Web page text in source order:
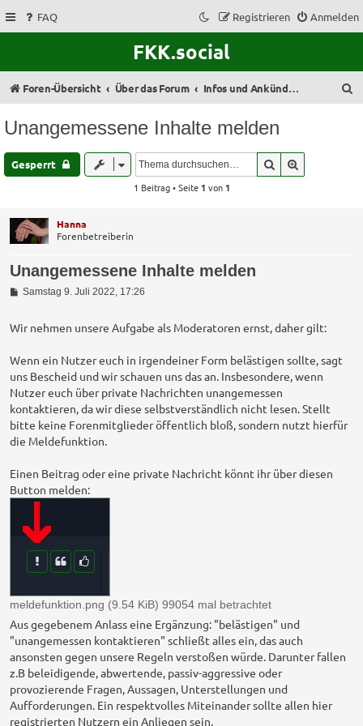
FAQ Anmelden
Registrieren
FKK.social
Foren-Übersicht Über das Forum Infos und Ankündigungen
Unangemessene Inhalte melden
Gesperrt Suche
1 Beitrag • Seite 1 von 1
Hanna
Forenbetreiberin
Unangemessene Inhalte melden
B
t
g
Samstag 9. Juli 2022, 17:26
Wir nehmen unsere Aufgabe als Moderatoren ernst, daher gilt:
Wenn ein Nutzer euch in irgendeiner Form belästigen sollte, sagt
uns Bescheid und wir schauen uns das an. Insbesondere, wenn
Nutzer euch über private Nachrichten unangemessen
kontaktieren, da wir diese selbstverständlich nicht lesen. Stellt
bitte keine Forenmitglieder öffentlich bloß, sondern nutzt hierfür
die Meldefunktion.
Einen Beitrag oder eine private Nachricht könnt ihr über diesen
Button melden:
meldefunktion.png (9.54 KiB) 99054 mal betrachtet
Aus gegebenem Anlass eine Ergänzung: "belästigen" und
"unangemessen kontaktieren" schließt alles ein, das auch
ansonsten gegen unsere Regeln verstoßen würde. Darunter fallen
z.B beleidigende, abwertende, passiv-aggressive oder
provozierende Fragen, Aussagen, Unterstellungen und
Aufforderungen. Ein respektvolles Miteinander sollte allen hier
registrierten Nutzern ein Anliegen sein.